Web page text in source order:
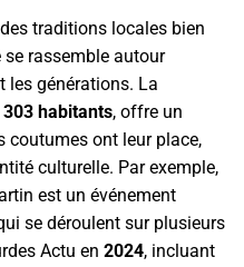
traditions locales bien
rassemble autour
les générations. La
303 habitants, offre un
coutumes ont leur place,
culturelle. Par exemple,
est un événement
se déroulent sur plusieurs
Actu en 2024, incluant